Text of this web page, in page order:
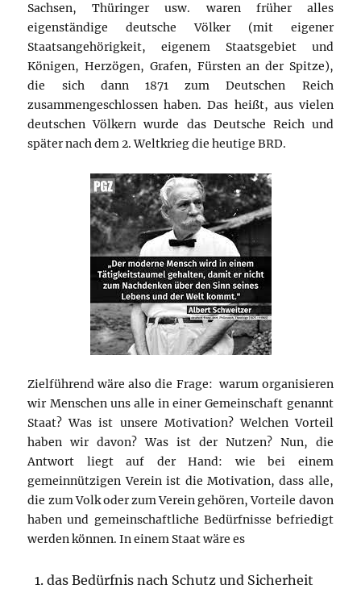
Sachsen, Thüringer usw. waren früher alles
eigenständige deutsche Völker (mit eigener
Staatsangehörigkeit, eigenem Staatsgebiet und
Königen, Herzögen, Grafen, Fürsten an der Spitze),
die sich dann 1871 zum Deutschen Reich
zusammengeschlossen haben. Das heißt, aus vielen
deutschen Völkern wurde das Deutsche Reich und
später nach dem 2. Weltkrieg die heutige BRD.
Zielführend wäre also die Frage: warum organisieren
wir Menschen uns alle in einer Gemeinschaft genannt
Staat? Was ist unsere Motivation? Welchen Vorteil
haben wir davon? Was ist der Nutzen? Nun, die
Antwort liegt auf der Hand: wie bei einem
gemeinnützigen Verein ist die Motivation, dass alle,
die zum Volk oder zum Verein gehören, Vorteile davon
haben und gemeinschaftliche Bedürfnisse befriedigt
werden können. In einem Staat wäre es
das Bedürfnis nach Schutz und Sicherheit